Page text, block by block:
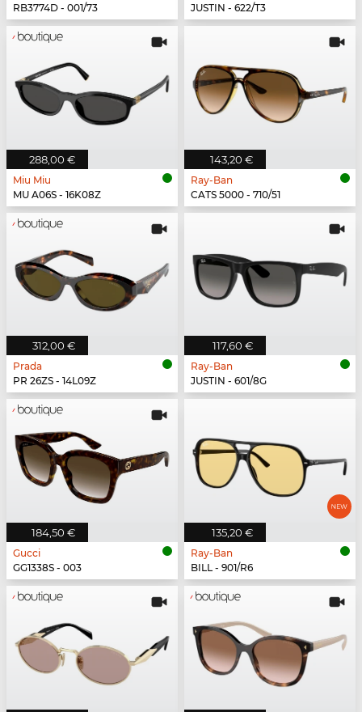
RB3774D - 001/73
JUSTIN - 622/T3
288,00 €
Miu Miu
MU A06S - 16K08Z
143,20 €
Ray-Ban
CATS 5000 - 710/51
312,00 €
Prada
PR 26ZS - 14L09Z
117,60 €
Ray-Ban
JUSTIN - 601/8G
184,50 €
Gucci
GG1338S - 003
135,20 €
Ray-Ban
BILL - 901/R6